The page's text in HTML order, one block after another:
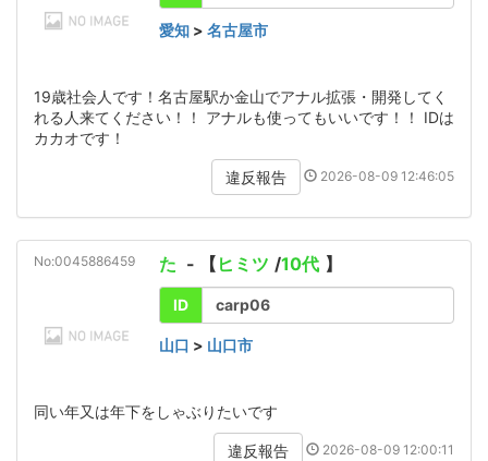
愛知 > 名古屋市
19歳社会人です！名古屋駅か金山でアナル拡張・開発してく
れる人来てください！！ アナルも使ってもいいです！！ IDは
カカオです！
違反報告 2026-08-09 12:46:05
No:0045886459 た - 【 ヒミツ /10代 】
ID carp06
山口 > 山口市
同い年又は年下をしゃぶりたいです
違反報告 2026-08-09 12:00:11